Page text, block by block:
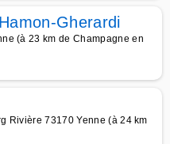
Gherardi
(à 23 km de Champagne en
Rivière 73170 Yenne (à 24 km